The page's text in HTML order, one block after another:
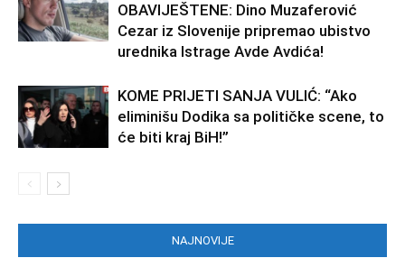
OBAVIJEŠTENE: Dino Muzaferović
Cezar iz Slovenije pripremao ubistvo
urednika Istrage Avde Avdića!
KOME PRIJETI SANJA VULIĆ: “Ako
eliminišu Dodika sa političke scene, to
će biti kraj BiH!”
NAJNOVIJE